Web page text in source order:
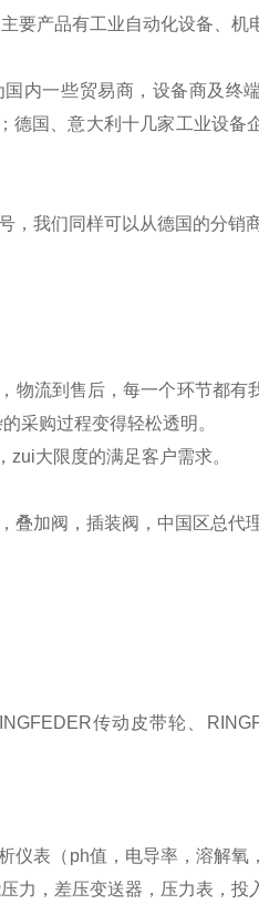
要产品有工业自动化设备、机
内一些贸易商，设备商及终
德国、意大利十几家工业设备
我们同样可以从德国的分销商
物流到售后，每一个环节都有
采购过程变得轻松透明。
大限度的满足客户需求。
叠加阀，插装阀，中国区总代
传动皮带轮、
仪表（ ph值，电导率，溶解氧
，差压变送器，压力表，投